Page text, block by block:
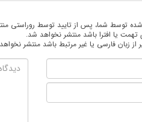
شده توسط شما، پس از تایید توسط روراستی
یا افترا باشد منتشر نخواهد شد.
از زبان فارسی یا غیر مرتبط باشد منتشر